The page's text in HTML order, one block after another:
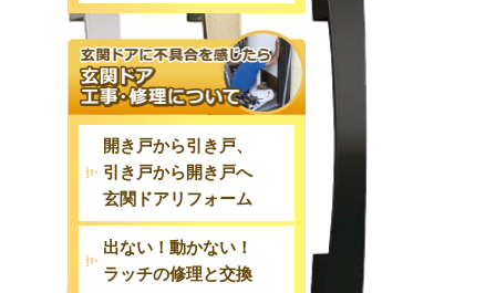
開き戸から引き戸、
引き戸から開き戸へ
玄関ドアリフォーム
出ない！動かない！
ラッチの修理と交換